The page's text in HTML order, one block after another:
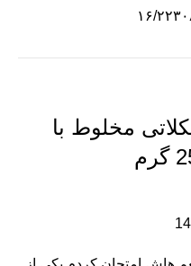
۲۲۳۰۸
مخلوط با